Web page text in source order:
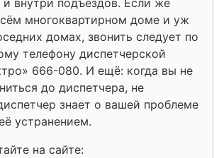
многоквартирном доме и уж
домах, звонить следует по
телефону диспетчерской
666-080. И ещё: когда вы не
до диспетчера, не
знает о вашей проблеме
устранением.
на сайте: